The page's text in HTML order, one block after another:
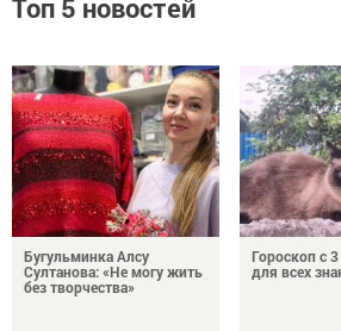
Топ 5 новостей
Бугульминка Алсу
Султанова: «Не могу жить
без творчества»
Гороскоп с 3
для всех